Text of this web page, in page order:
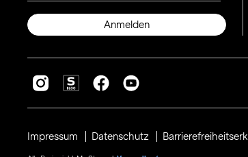
Anmelden
Impressum Datenschutz